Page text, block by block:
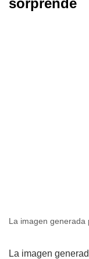
sorprende
La imagen generada
La imagen